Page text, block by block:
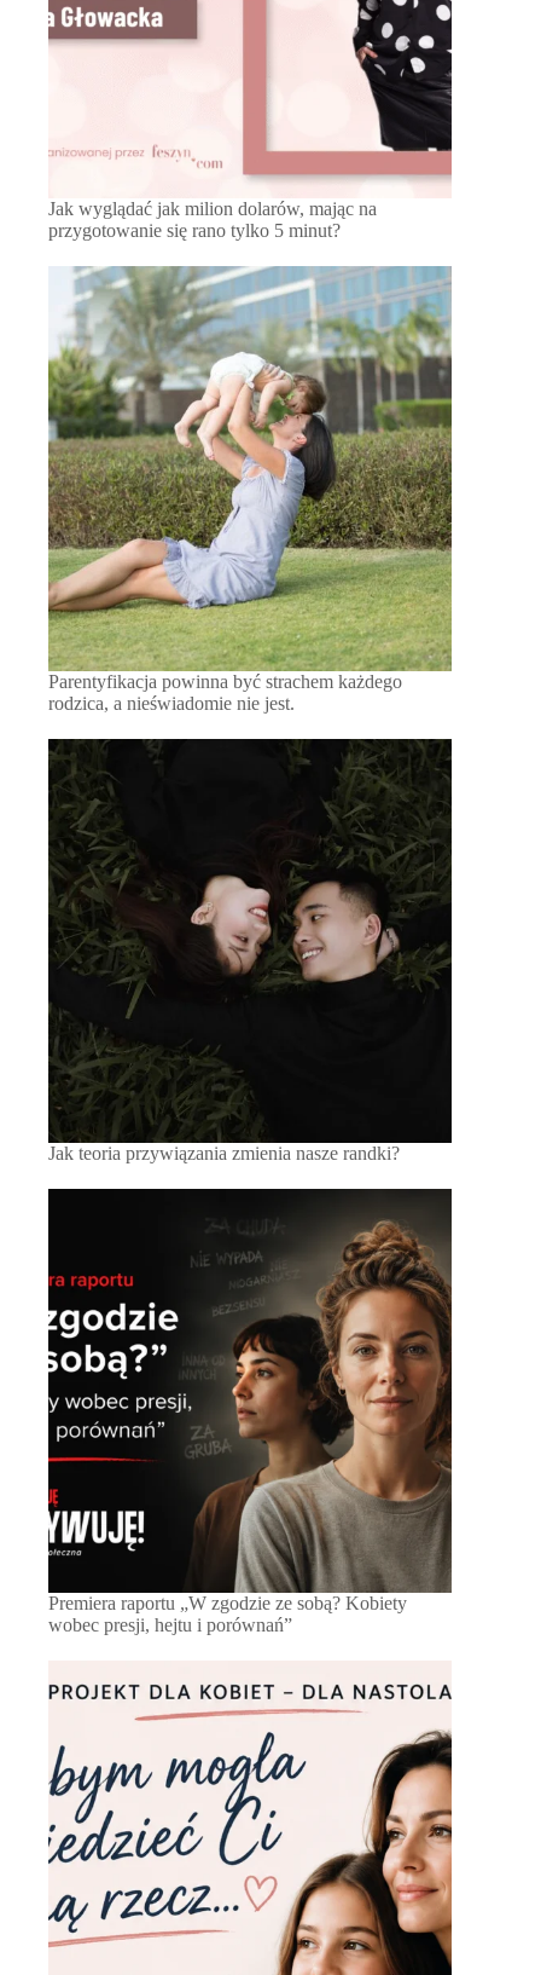
Jak wyglądać jak milion dolarów, mając na
przygotowanie się rano tylko 5 minut?
Parentyfikacja powinna być strachem każdego
rodzica, a nieświadomie nie jest.
Jak teoria przywiązania zmienia nasze randki?
Premiera raportu „W zgodzie ze sobą? Kobiety
wobec presji, hejtu i porównań”